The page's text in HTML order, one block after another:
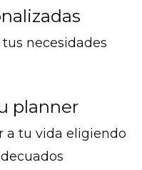
necesidades
planner
a tu vida eligiendo